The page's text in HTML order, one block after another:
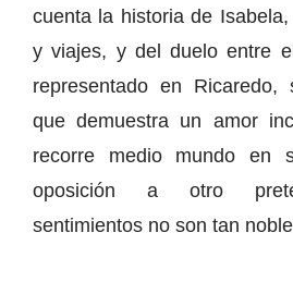
cuenta la historia de
y viajes, y del duelo entre
representado en Ricaredo,
que demuestra un amor
recorre medio mundo en
oposición a otro
sentimientos no son tan